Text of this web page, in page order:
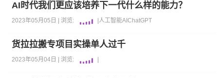
AI时代我们更应该培养下一代什么样的能力？
2023年05月05日 | 浏览: 人工智能AIChatGPT
货拉拉搬专项目实操单人过千
2023年05月04日 | 浏览: